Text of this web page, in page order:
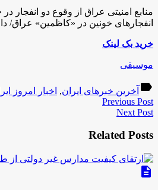
منابع امنیتی عراق از وقوع دو انفجار در
انفجار‎های خونین در «کاظمین» عراق/ داعش مسئولیت را بر عهده گرفت
خرید بک لینک
موسیقی
label آخرین خبرهای ایران, اخبار امروز
Previous Post
Next Post
Related Posts
description